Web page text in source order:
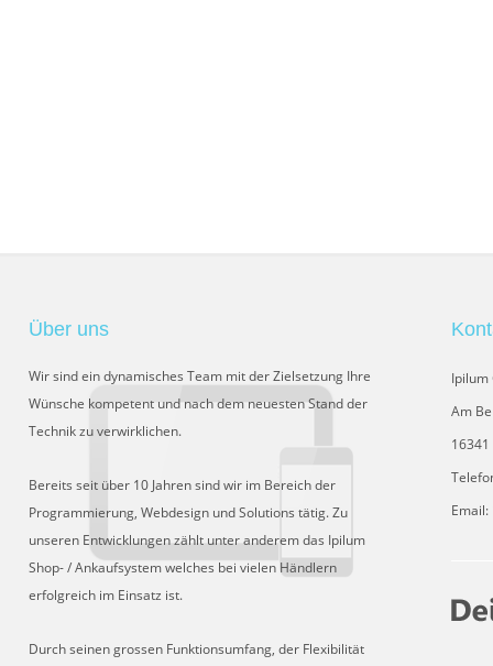
Über uns
Wir sind ein dynamisches Team mit der Zielsetzung Ihre
Wünsche kompetent und nach dem neuesten Stand der
Technik zu verwirklichen.
Bereits seit über 10 Jahren sind wir im Bereich der
Programmierung, Webdesign und Solutions tätig. Zu
unseren Entwicklungen zählt unter anderem das Ipilum
Shop- / Ankaufsystem welches bei vielen Händlern
erfolgreich im Einsatz ist.
Durch seinen grossen Funktionsumfang, der Flexibilität
Ipilum
Am